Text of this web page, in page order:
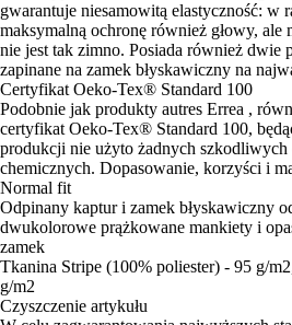
gwarantuje niesamowitą elastyczność: w
maksymalną ochronę również głowy, ale
nie jest tak zimno. Posiada również dwie
zapinane na zamek błyskawiczny na
Certyfikat Oeko-Tex® Standard 100
Podobnie jak produkty autres Errea ,
certyfikat Oeko-Tex® Standard 100,
produkcji nie użyto żadnych szkodliwych
chemicznych. Dopasowanie, korzyści i
Normal fit
Odpinany kaptur i zamek błyskawiczny
dwukolorowe prążkowane mankiety i
zamek
Tkanina Stripe (100% poliester) - 95 g/
g/m2
Czyszczenie artykułu